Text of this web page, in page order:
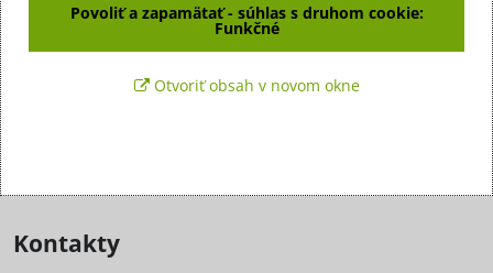
Povoliť a zapamätať - súhlas s druhom cookie:
Funkčné
Otvoriť obsah v novom okne
Kontakty